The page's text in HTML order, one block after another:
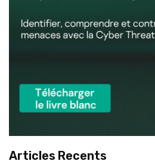
Articles Recents